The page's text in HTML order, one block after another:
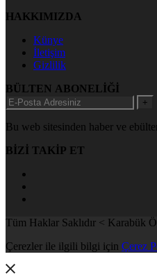
HAKKIMIZDA
Künye
İletişim
Gizlilik
BÜLTEN ABONELİĞİ
+
Bu web sitesinden haber ve
BİZİ TAKİP ET
Tüm Haklar Saklıdır < Karabük
Çerezler ile ilgili bilgi için Çerez